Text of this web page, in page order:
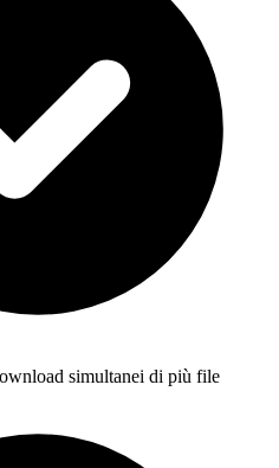
simultanei di più file